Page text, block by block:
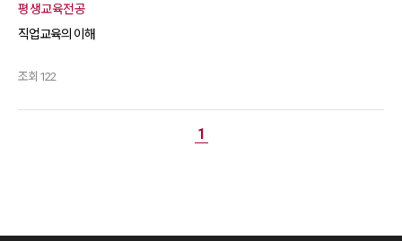
평생교육전공
직업교육의 이해
조회 122
1